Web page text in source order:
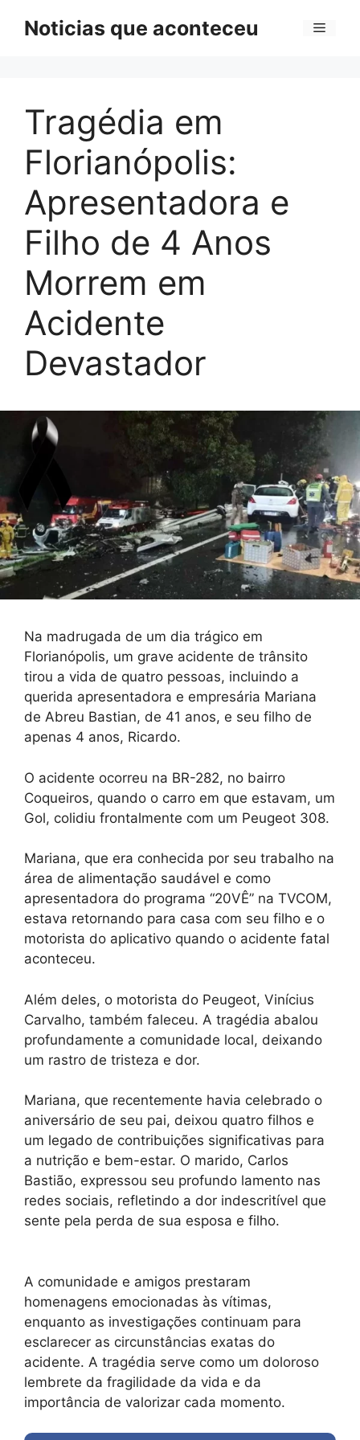
Noticias que aconteceu Menu
Tragédia em
Florianópolis:
Apresentadora e
Filho de 4 Anos
Morrem em
Acidente
Devastador
Na madrugada de um dia trágico em
Florianópolis, um grave acidente de trânsito
tirou a vida de quatro pessoas, incluindo a
querida apresentadora e empresária Mariana
de Abreu Bastian, de 41 anos, e seu filho de
apenas 4 anos, Ricardo.
O acidente ocorreu na BR-282, no bairro
Coqueiros, quando o carro em que estavam, um
Gol, colidiu frontalmente com um Peugeot 308.
Mariana, que era conhecida por seu trabalho na
área de alimentação saudável e como
apresentadora do programa “20VÊ” na TVCOM,
estava retornando para casa com seu filho e o
motorista do aplicativo quando o acidente fatal
aconteceu.
Além deles, o motorista do Peugeot, Vinícius
Carvalho, também faleceu. A tragédia abalou
profundamente a comunidade local, deixando
um rastro de tristeza e dor.
Mariana, que recentemente havia celebrado o
aniversário de seu pai, deixou quatro filhos e
um legado de contribuições significativas para
a nutrição e bem-estar. O marido, Carlos
Bastião, expressou seu profundo lamento nas
redes sociais, refletindo a dor indescritível que
sente pela perda de sua esposa e filho.
A comunidade e amigos prestaram
homenagens emocionadas às vítimas,
enquanto as investigações continuam para
esclarecer as circunstâncias exatas do
acidente. A tragédia serve como um doloroso
lembrete da fragilidade da vida e da
importância de valorizar cada momento.